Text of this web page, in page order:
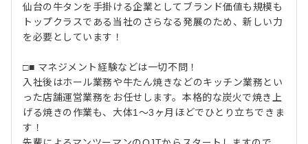
仙台の牛タンを手掛ける企業としてブランド価値も規模も
トップクラスである当社のさらなる発展のため、新しい力
を必要としています！
□■ マネジメント経験などは一切不問！
入社後はホール業務や牛たん焼きなどのキッチン業務とい
った店舗運営業務をお任せします。本格的な炭火で焼き上
げる焼きの作業も、大体1～3ヶ月ほどでひとり立ちできま
す！